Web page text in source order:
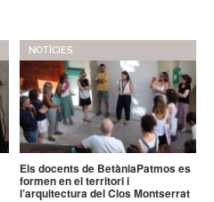
NOTÍCIES
Els docents de BetàniaPatmos es
formen en el territori i
l’arquitectura del Clos Montserrat